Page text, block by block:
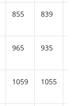
855 839
965 935
1059 1055